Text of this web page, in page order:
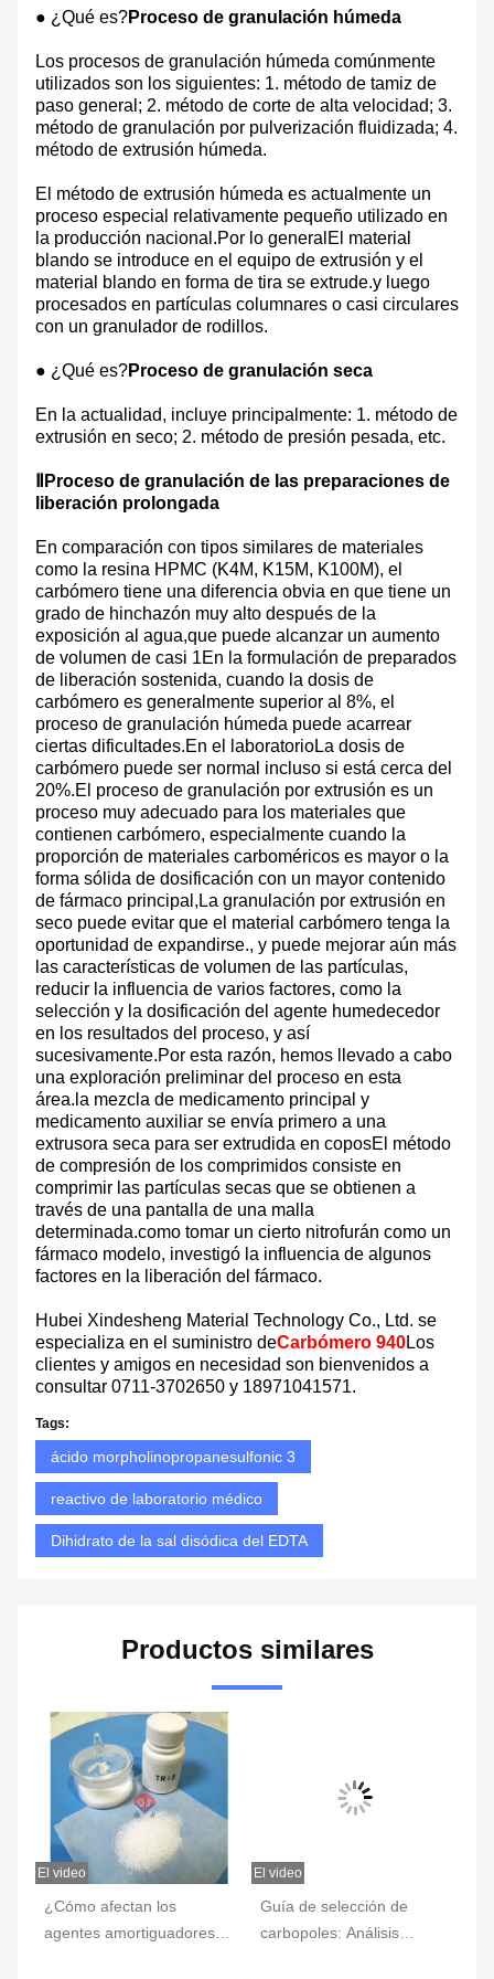
● ¿Qué es?Proceso de granulación húmeda
Los procesos de granulación húmeda comúnmente
utilizados son los siguientes: 1. método de tamiz de
paso general; 2. método de corte de alta velocidad; 3.
método de granulación por pulverización fluidizada; 4.
método de extrusión húmeda.
El método de extrusión húmeda es actualmente un
proceso especial relativamente pequeño utilizado en
la producción nacional.Por lo generalEl material
blando se introduce en el equipo de extrusión y el
material blando en forma de tira se extrude.y luego
procesados en partículas columnares o casi circulares
con un granulador de rodillos.
● ¿Qué es?Proceso de granulación seca
En la actualidad, incluye principalmente: 1. método de
extrusión en seco; 2. método de presión pesada, etc.
ⅡProceso de granulación de las preparaciones de
liberación prolongada
En comparación con tipos similares de materiales
como la resina HPMC (K4M, K15M, K100M), el
carbómero tiene una diferencia obvia en que tiene un
grado de hinchazón muy alto después de la
exposición al agua,que puede alcanzar un aumento
de volumen de casi 1En la formulación de preparados
de liberación sostenida, cuando la dosis de
carbómero es generalmente superior al 8%, el
proceso de granulación húmeda puede acarrear
ciertas dificultades.En el laboratorioLa dosis de
carbómero puede ser normal incluso si está cerca del
20%.El proceso de granulación por extrusión es un
proceso muy adecuado para los materiales que
contienen carbómero, especialmente cuando la
proporción de materiales carboméricos es mayor o la
forma sólida de dosificación con un mayor contenido
de fármaco principal,La granulación por extrusión en
seco puede evitar que el material carbómero tenga la
oportunidad de expandirse., y puede mejorar aún más
las características de volumen de las partículas,
reducir la influencia de varios factores, como la
selección y la dosificación del agente humedecedor
en los resultados del proceso, y así
sucesivamente.Por esta razón, hemos llevado a cabo
una exploración preliminar del proceso en esta
área.la mezcla de medicamento principal y
medicamento auxiliar se envía primero a una
extrusora seca para ser extrudida en coposEl método
de compresión de los comprimidos consiste en
comprimir las partículas secas que se obtienen a
través de una pantalla de una malla
determinada.como tomar un cierto nitrofurán como un
fármaco modelo, investigó la influencia de algunos
factores en la liberación del fármaco.
Hubei Xindesheng Material Technology Co., Ltd. se
especializa en el suministro deCarbómero 940Los
clientes y amigos en necesidad son bienvenidos a
consultar 0711-3702650 y 18971041571.
Tags:
ácido morpholinopropanesulfonic 3
reactivo de laboratorio médico
Dihidrato de la sal disódica del EDTA
Productos similares
El video
¿Cómo afectan los
agentes amortiguadores a
El video
Guía de selección de
carbopoles: Análisis